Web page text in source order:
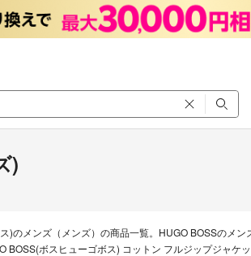
)
)のメンズ（メンズ）の商品一覧。HUGO BOSSのメ
BOSS(ボスヒューゴボス) コットン フルジップジャケ